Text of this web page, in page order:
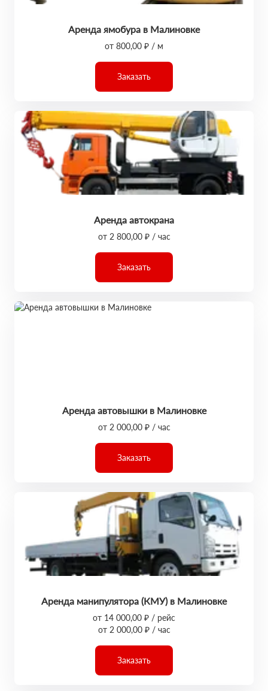
Аренда ямобура в Малиновке
от 800,00 ₽ / м
Заказать
Аренда автокрана
от 2 800,00 ₽ / час
Заказать
Аренда автовышки в Малиновке
от 2 000,00 ₽ / час
Заказать
Аренда манипулятора (КМУ) в Малиновке
от 14 000,00 ₽ / рейс
от 2 000,00 ₽ / час
Заказать